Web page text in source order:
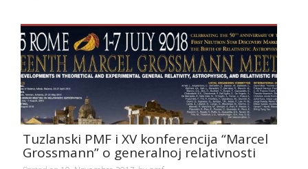
Tuzlanski PMF i XV konferencija “Marcel
Grossmann” o generalnoj relativnosti